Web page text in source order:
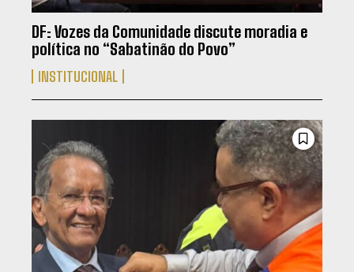
DF: Vozes da Comunidade discute moradia e
política no “Sabatinão do Povo”
INSTITUCIONAL